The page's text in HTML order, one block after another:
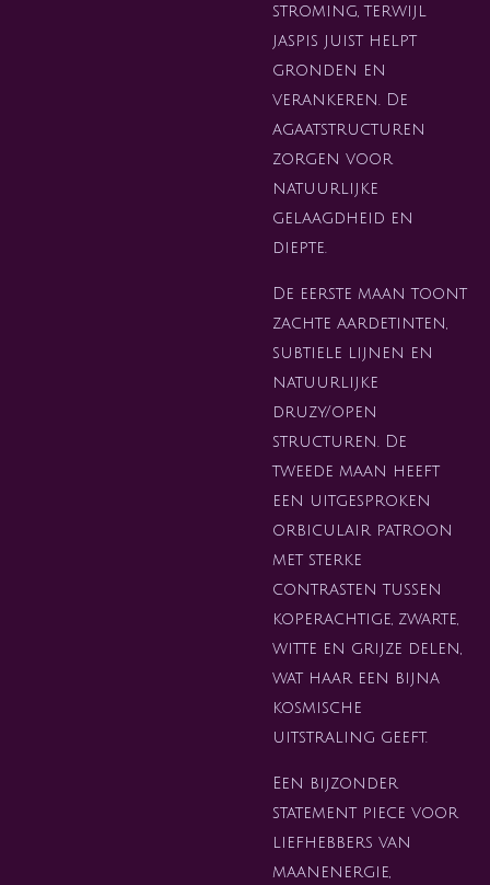
stroming, terwijl
jaspis juist helpt
gronden en
verankeren. De
agaatstructuren
zorgen voor
natuurlijke
gelaagdheid en
diepte.
De eerste maan toont
zachte aardetinten,
subtiele lijnen en
natuurlijke
druzy/open
structuren. De
tweede maan heeft
een uitgesproken
orbiculair patroon
met sterke
contrasten tussen
koperachtige, zwarte,
witte en grijze delen,
wat haar een bijna
kosmische
uitstraling geeft.
Een bijzonder
statement piece voor
liefhebbers van
maanenergie,